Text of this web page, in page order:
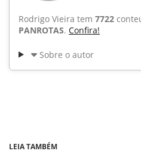
Rodrigo Vieira tem 7722
PANROTAS. Confira!
Sobre o autor
LEIA TAMBÉM